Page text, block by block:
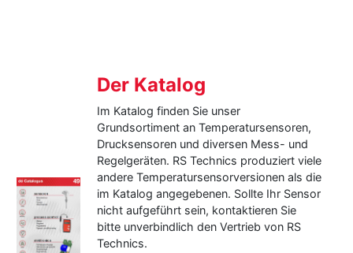
Der Katalog
Im Katalog finden Sie unser
Grundsortiment an Temperatursensoren,
Drucksensoren und diversen Mess- und
Regelgeräten. RS Technics produziert viele
andere Temperatursensorversionen als die
im Katalog angegebenen. Sollte Ihr Sensor
nicht aufgeführt sein, kontaktieren Sie
bitte unverbindlich den Vertrieb von RS
Technics.